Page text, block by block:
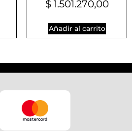
$1.501.270,00
Añadir al carrito